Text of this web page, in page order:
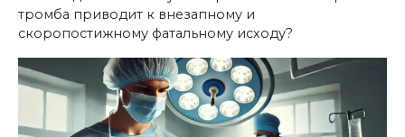
тромба приводит к внезапному и
скоропостижному фатальному исходу?